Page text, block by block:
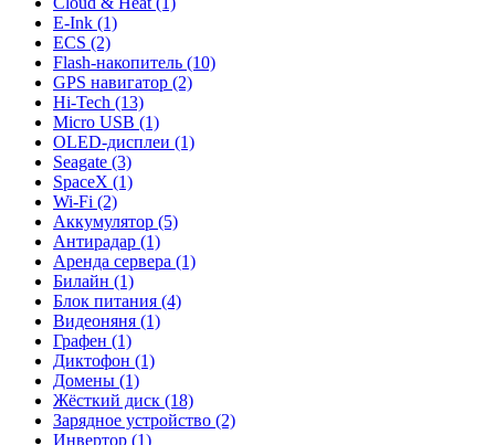
E-Ink (1)
ECS (2)
Flash-накопитель (10)
GPS навигатор (2)
Hi-Tech (13)
Micro USB (1)
OLED-дисплеи (1)
Seagate (3)
SpaceX (1)
Wi-Fi (2)
Аккумулятор (5)
Антирадар (1)
Аренда сервера (1)
Билайн (1)
Блок питания (4)
Видеоняня (1)
Графен (1)
Диктофон (1)
Домены (1)
Жёсткий диск (18)
Зарядное устройство (2)
Инвертор (1)